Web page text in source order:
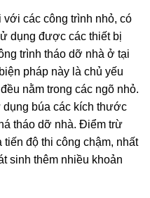
các công trình nhỏ, có
dụng được các thiết bị
trình tháo dỡ nhà ở tại
pháp này là chủ yếu
nằm trong các ngõ nhỏ.
búa các kích thước
tháo dỡ nhà. Điểm trừ
độ thi công chậm, nhất
sinh thêm nhiều khoản